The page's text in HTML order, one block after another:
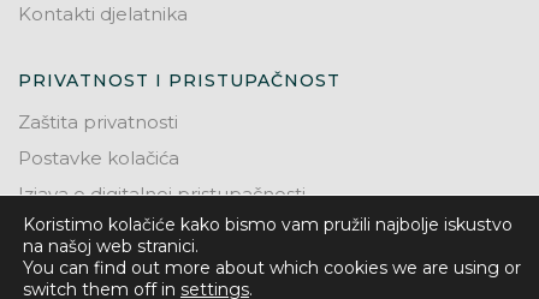
Kontakti djelatnika
PRIVATNOST I PRISTUPAČNOST
Zaštita privatnosti
Postavke kolačića
Izjava o digitalnoj pristupačnosti
Koristimo kolačiće kako bismo vam pružili najbolje iskustvo
na našoj web stranici.
You can find out more about which cookies we are using or
switch them off in settings.